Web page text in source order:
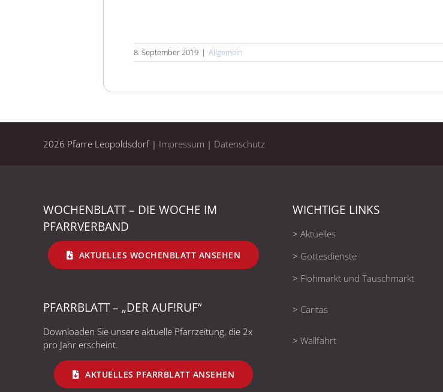
8. September 2019 | Allgemein
2026 Pfarre Leopoldsdorf | Impressum | Datenschutz
WOCHENBLATT – DIE WOCHE IM
PFARRVERBAND
AKTUELLES WOCHENBLATT ANSEHEN
PFARRBLATT – „DER AUF!RUF“
Downloaden Sie unsere aktuelle Pfarrzeitung, die 2x
pro Jahr erscheint.
AKTUELLES PFARRBLATT ANSEHEN
WICHTIGE LINKS
> Aktuelles
> Gottesdienste
> Flohmarkt und Tauschmarkt
> Caritas
> Wallfahrt